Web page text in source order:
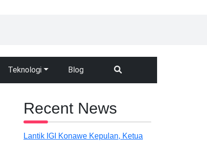
Teknologi Blog
Recent News
Lantik IGI Konawe Kepulan, Ketua